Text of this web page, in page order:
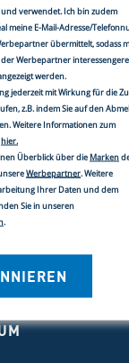
60318, DE
FRANKFURT,
DE
VOR
verwendet. Ich bin zudem
meine E-Mail-Adresse/
übermittelt, sodass
Werbepartner
werden.
jederzeit mit Wirkung für die
z.B. indem Sie auf den
Weitere Informationen zum
hier.
Überblick über dieMarken
Werbepartner. Weitere
Ihrer Daten und dem
Sie in unseren
.